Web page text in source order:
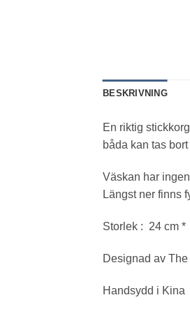
BESKRIVNING
En riktig
båda kan tas
Väskan har
Längst ner finns
Storlek : 24 cm *
Designad av
Handsydd i Kina